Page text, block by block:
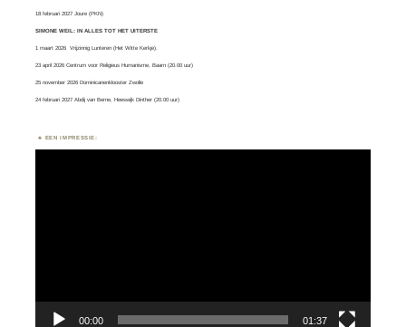
18 februari 2027 Joure (PKN)
SIMONE WEIL: IN ALLES TOT HET UITERSTE
1 maart 2026Vrijzinnig Lunteren (Het Witte Kerkje).
23 april 2026 Centrum voor Religieus Humanisme, Baarn (20.00 uur)
25 november 2026 Dominicanenklooster Zwolle
24 februari 2027 Abdij van Berne, Heeswijk Dinther (20.00 uur)
EEN IMPRESSIE:
Videospeler
00:00 01:37